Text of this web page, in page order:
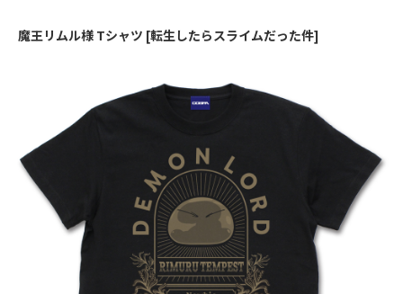
魔王リムル様 Tシャツ [転生したらスライムだった件]